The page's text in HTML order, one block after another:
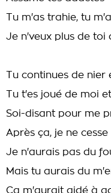
Tu m'as trahie, tu
Je n'veux plus de toi
Tu continues de
Tu t'es joué de moi
Soi-disant pour me
Après ça, je ne
Je n'aurais pas du
Mais tu aurais du
Ca m'aurait aidé à